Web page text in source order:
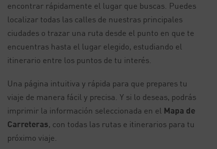
encontrar rápidamente el lugar que buscas. Puedes
localizar todas las calles de nuestras principales
ciudades o trazar una ruta desde el punto en que te
encuentras hasta el lugar elegido, estudiando el
itinerario entre los puntos de tu interés.
Una página intuitiva y rápida para que prepares tu
viaje de manera fácil y precisa. Y si lo deseas, podrás
imprimir la información seleccionada en el Mapa de
Carreteras, con todas las rutas e itinerarios para tu
próximo viaje.